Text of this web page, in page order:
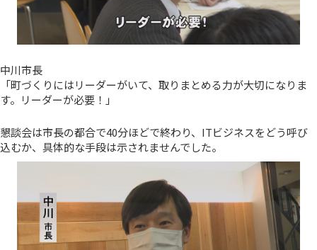
中川市長
「町づくりにはリーダーがいて、取りまとめる力が大切になりま
す。リーダーが必要！」
懇談会は市長の都合で40分ほどで終わり、ITビジネスをどう呼び
込むか、具体的な手段は示されませんでした。